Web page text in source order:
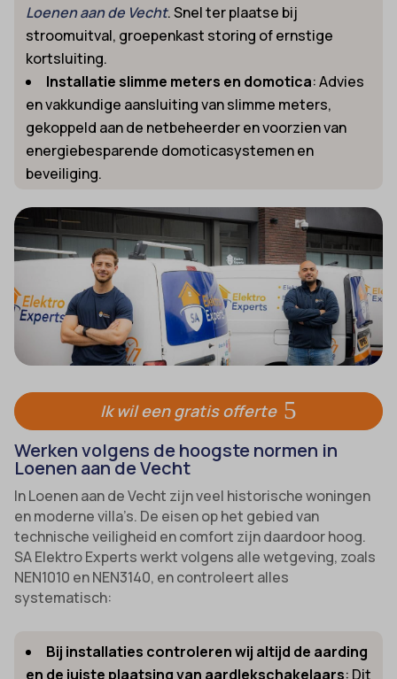
Loenen aan de Vecht. Snel ter plaatse bij
stroomuitval, groepenkast storing of ernstige
kortsluiting.
Installatie slimme meters en domotica: Advies
en vakkundige aansluiting van slimme meters,
gekoppeld aan de netbeheerder en voorzien van
energiebesparende domoticasystemen en
beveiliging.
Ik wil een gratis offerte
Werken volgens de hoogste normen in
Loenen aan de Vecht
In Loenen aan de Vecht zijn veel historische woningen
en moderne villa’s. De eisen op het gebied van
technische veiligheid en comfort zijn daardoor hoog.
SA Elektro Experts werkt volgens alle wetgeving, zoals
NEN1010 en NEN3140, en controleert alles
systematisch:
Bij installaties controleren wij altijd de aarding
en de juiste plaatsing van aardlekschakelaars: Dit